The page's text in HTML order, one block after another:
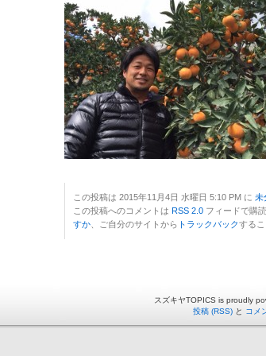
この投稿は 2015年11月4日 水曜日 5:10 PM に 未
この投稿へのコメントは RSS 2.0 フィードで購
すか 、ご自分のサイトから トラックバックするこ
スズキヤTOPICS is proudly
投稿 (RSS) と コメ